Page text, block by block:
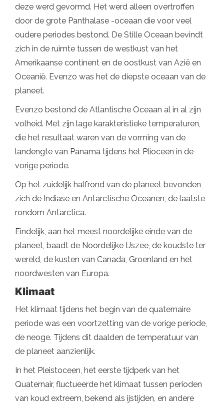
deze werd gevormd. Het werd alleen overtroffen
door de grote Panthalase -oceaan die voor veel
oudere periodes bestond. De Stille Oceaan bevindt
zich in de ruimte tussen de westkust van het
Amerikaanse continent en de oostkust van Azië en
Oceanië. Evenzo was het de diepste oceaan van de
planeet.
Evenzo bestond de Atlantische Oceaan al in al zijn
volheid. Met zijn lage karakteristieke temperaturen,
die het resultaat waren van de vorming van de
landengte van Panama tijdens het Plioceen in de
vorige periode.
Op het zuidelijk halfrond van de planeet bevonden
zich de Indiase en Antarctische Oceanen, de laatste
rondom Antarctica.
Eindelijk, aan het meest noordelijke einde van de
planeet, baadt de Noordelijke IJszee, de koudste ter
wereld, de kusten van Canada, Groenland en het
noordwesten van Europa.
Klimaat
Het klimaat tijdens het begin van de quaternaire
periode was een voortzetting van de vorige periode,
de neoge. Tijdens dit daalden de temperatuur van
de planeet aanzienlijk.
In het Pleistoceen, het eerste tijdperk van het
Quaternair, fluctueerde het klimaat tussen perioden
van koud extreem, bekend als ijstijden, en andere